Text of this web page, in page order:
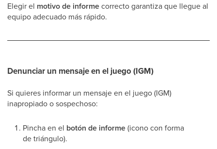
Elegir el motivo de informecorrecto garantiza que llegue al
equipo adecuado más rápido.
Denunciar un mensaje en el juego (IGM)
Si quieres informar un mensaje en el juego (IGM)
inapropiado o sospechoso:
Pincha en el botón de informe(icono con forma
de triángulo).